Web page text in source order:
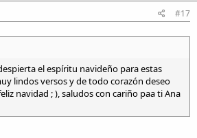
#17
el espíritu navideño para estas
lindos versos y de todo corazón deseo
navidad ; ), saludos con cariño paa ti Ana